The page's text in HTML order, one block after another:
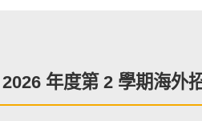
年度第 2 學期海外